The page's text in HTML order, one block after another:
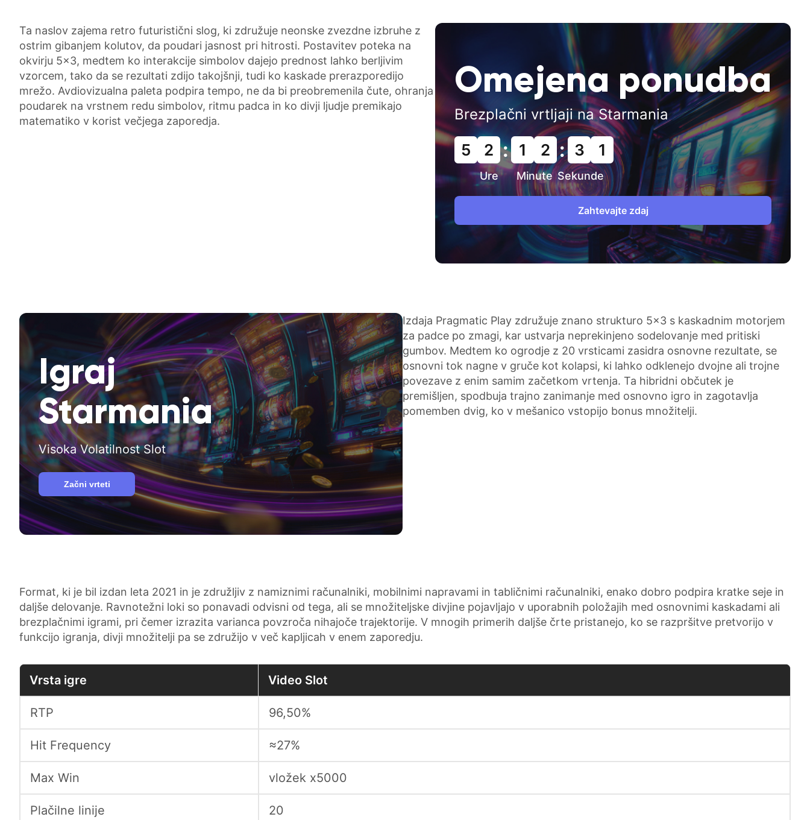
Ta naslov zajema retro futuristični slog, ki združuje neonske zvezdne izbruhe z
ostrim gibanjem kolutov, da poudari jasnost pri hitrosti. Postavitev poteka na
okvirju 5x3, medtem ko interakcije simbolov dajejo prednost lahko berljivim
vzorcem, tako da se rezultati zdijo takojšnji, tudi ko kaskade prerazporedijo
mrežo. Avdiovizualna paleta podpira tempo, ne da bi preobremenila čute, ohranja
poudarek na vrstnem redu simbolov, ritmu padca in ko divji ljudje premikajo
matematiko v korist večjega zaporedja.
Omejena ponudba
Brezplačni vrtljaji na Starmania
5 2 : 1 2 : 3 0
Ure Minute Sekunde
Zahtevajte zdaj
Igraj
Starmania
Visoka Volatilnost Slot
Začni vrteti
Izdaja Pragmatic Play združuje znano strukturo 5x3 s kaskadnim motorjem
za padce po zmagi, kar ustvarja neprekinjeno sodelovanje med pritiski
gumbov. Medtem ko ogrodje z 20 vrsticami zasidra osnovne rezultate, se
osnovni tok nagne v gruče kot kolapsi, ki lahko odklenejo dvojne ali trojne
povezave z enim samim začetkom vrtenja. Ta hibridni občutek je
premišljen, spodbuja trajno zanimanje med osnovno igro in zagotavlja
pomemben dvig, ko v mešanico vstopijo bonus množitelji.
Format, ki je bil izdan leta 2021 in je združljiv z namiznimi računalniki, mobilnimi napravami in tabličnimi računalniki, enako dobro podpira kratke seje in
daljše delovanje. Ravnotežni loki so ponavadi odvisni od tega, ali se množiteljske divjine pojavljajo v uporabnih položajih med osnovnimi kaskadami ali
brezplačnimi igrami, pri čemer izrazita varianca povzroča nihajoče trajektorije. V mnogih primerih daljše črte pristanejo, ko se razpršitve pretvorijo v
funkcijo igranja, divji množitelji pa se združijo v več kapljicah v enem zaporedju.
Vrsta igre Video Slot
RTP 96,50%
Hit Frequency ≈27%
Max Win vložek x5000
Plačilne linije 20